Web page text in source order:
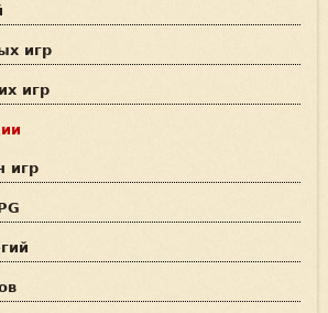
игр
игр
игр